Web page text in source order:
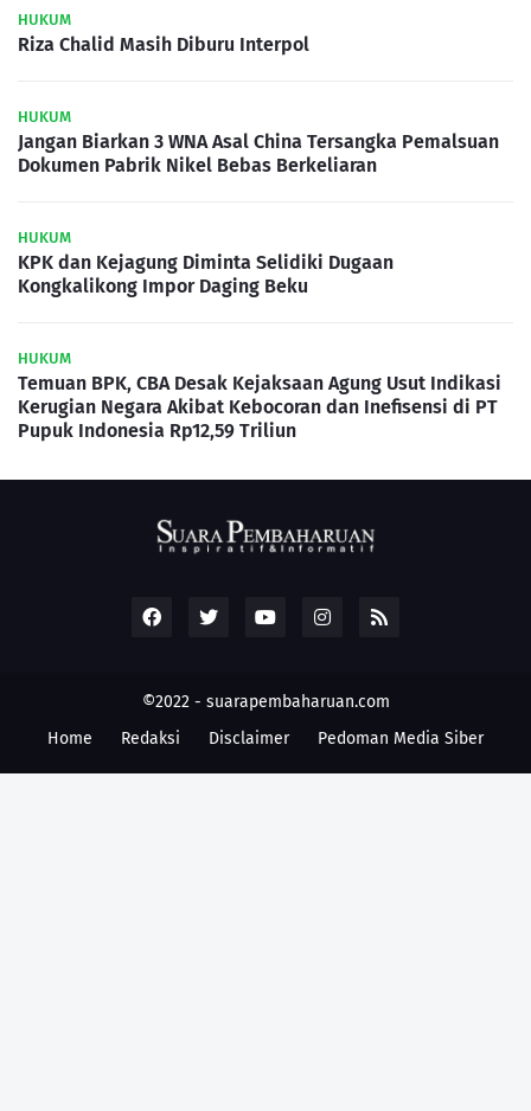
HUKUM
Riza Chalid Masih Diburu Interpol
HUKUM
Jangan Biarkan 3 WNA Asal China Tersangka Pemalsuan
Dokumen Pabrik Nikel Bebas Berkeliaran
HUKUM
KPK dan Kejagung Diminta Selidiki Dugaan
Kongkalikong Impor Daging Beku
HUKUM
Temuan BPK, CBA Desak Kejaksaan Agung Usut Indikasi
Kerugian Negara Akibat Kebocoran dan Inefisensi di PT
Pupuk Indonesia Rp12,59 Triliun
©2022 - suarapembaharuan.com
Home
Redaksi Disclaimer Pedoman Media Siber